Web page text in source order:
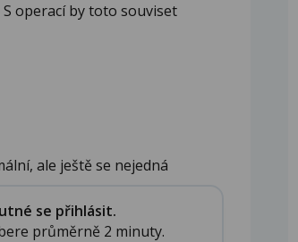
operací by toto souviset
ale ještě se nejedná
se přihlásit.
průměrně 2 minuty.